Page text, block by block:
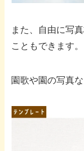
また、自由に写
こともできます。
園歌や園の写真